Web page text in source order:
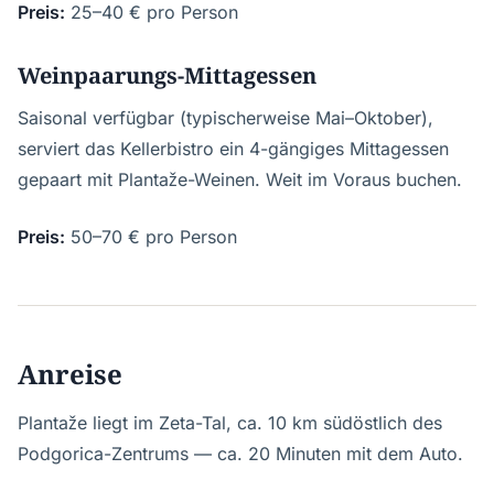
Preis: 25–40 € pro Person
Weinpaarungs-Mittagessen
Saisonal verfügbar (typischerweise Mai–Oktober),
serviert das Kellerbistro ein 4-gängiges Mittagessen
gepaart mit Plantaže-Weinen. Weit im Voraus buchen.
Preis: 50–70 € pro Person
Anreise
Plantaže liegt im Zeta-Tal, ca. 10 km südöstlich des
Podgorica-Zentrums — ca. 20 Minuten mit dem Auto.